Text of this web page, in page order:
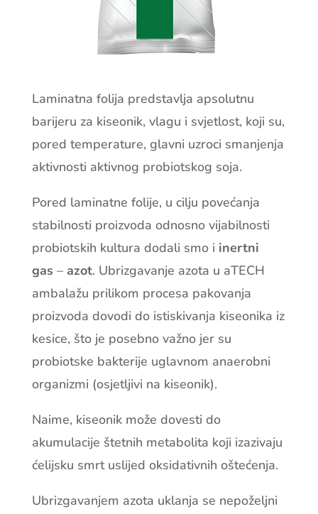
Laminatna folija predstavlja apsolutnu
barijeru za kiseonik, vlagu i svjetlost, koji su,
pored temperature, glavni uzroci smanjenja
aktivnosti aktivnog probiotskog soja.
Pored laminatne folije, u cilju povećanja
stabilnosti proizvoda odnosno vijabilnosti
probiotskih kultura dodali smo i inertni
gas – azot. Ubrizgavanje azota u aTECH
ambalažu prilikom procesa pakovanja
proizvoda dovodi do istiskivanja kiseonika iz
kesice, što je posebno važno jer su
probiotske bakterije uglavnom anaerobni
organizmi (osjetljivi na kiseonik).
Naime, kiseonik može dovesti do
akumulacije štetnih metabolita koji izazivaju
ćelijsku smrt uslijed oksidativnih oštećenja.
Ubrizgavanjem azota uklanja se nepoželjni